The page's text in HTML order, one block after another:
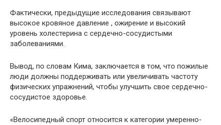
Фактически, предыдущие исследования связывают
высокое кровяное давление , ожирение и высокий
уровень холестерина с сердечно-сосудистыми
заболеваниями.
Вывод, по словам Кима, заключается в том, что пожилые
люди должны поддерживать или увеличивать частоту
физических упражнений, чтобы улучшить свое сердечно-
сосудистое здоровье.
«Велосипедный спорт относится к категории умеренно-